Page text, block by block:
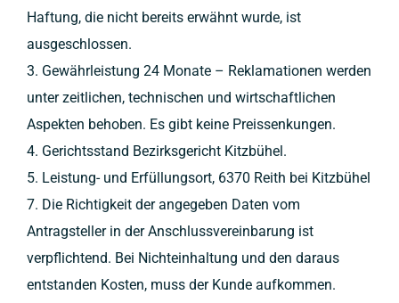
Haftung, die nicht bereits erwähnt wurde, ist
ausgeschlossen.
3. Gewährleistung 24 Monate – Reklamationen werden
unter zeitlichen, technischen und wirtschaftlichen
Aspekten behoben. Es gibt keine Preissenkungen.
4. Gerichtsstand Bezirksgericht Kitzbühel.
5. Leistung- und Erfüllungsort, 6370 Reith bei Kitzbühel
7. Die Richtigkeit der angegeben Daten vom
Antragsteller in der Anschlussvereinbarung ist
verpflichtend. Bei Nichteinhaltung und den daraus
entstanden Kosten, muss der Kunde aufkommen.